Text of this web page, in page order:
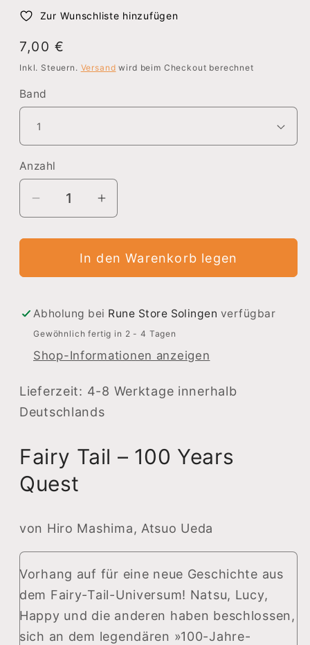
Zur Wunschliste hinzufügen
Normaler
Preis
7,00 €
Inkl. Steuern. Versand wird beim Checkout berechnet
Band
Anzahl
Verringere
Menge
Fairy
–
100
Years
Quest
Erhöhe
Menge
für
Fairy
–
100
Years
In den Warenkorb legen
Abholung bei Rune Store Solingen verfügbar
Gewöhnlich fertig in 2 - 4 Tagen
Shop-Informationen anzeigen
Lieferzeit: 4-8 Werktage innerhalb
Deutschlands
Fairy Tail – 100 Years
Quest
von Hiro Mashima, Atsuo Ueda
Vorhang auf für eine neue Geschichte aus
dem Fairy-Tail-Universum! Natsu, Lucy,
Happy und die anderen haben beschlossen,
sich an dem legendären »100-Jahre-